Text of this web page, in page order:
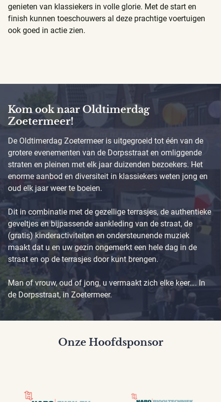
genieten van klassiekers in volle glorie. Met de start en
finish kunnen toeschouwers al deze prachtige voertuigen
ook goed in actie zien.
Kom ook naar Oldtimerdag
Zoetermeer!
De Oldtimerdag Zoetermeer is uitgegroeid tot één van de
grotere evenementen van de Dorpsstraat en omliggende
straten en pleinen met elk jaar duizenden bezoekers. Het
enorme aanbod en diversiteit in klassiekers weten jong en
oud elk jaar weer te boeien.
Dit in combinatie met de gezellige terrasjes, de authentieke
geveltjes en bijpassende aankleding van de straat, de
(gratis) kinderactiviteiten en ondersteunende muziek
maakt dat u en uw gezin ongemerkt een hele dag in de
straat en op de terrasjes door kunt brengen.
Man of vrouw, oud of jong, u vermaakt zich elke keer…. In
de Dorpsstraat, in Zoetermeer.
Onze Hoofdsponsor